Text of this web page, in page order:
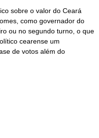
sobre o valor do Ceará
como governador do
ou no segundo turno, o que
cearense um
de votos além do